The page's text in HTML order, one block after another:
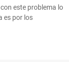
este problema lo
es por los